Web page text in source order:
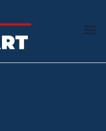
Stuttg